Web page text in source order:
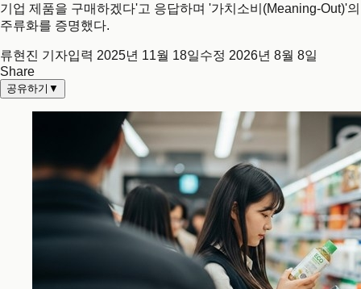
기업 제품을 구매하겠다'고 응답하며 '가치소비(Meaning-Out)'의
주류화를 증명했다.
류현진 기자입력 2025년 11월 18일수정 2026년 8월 8일
Share
공유하기 ▼